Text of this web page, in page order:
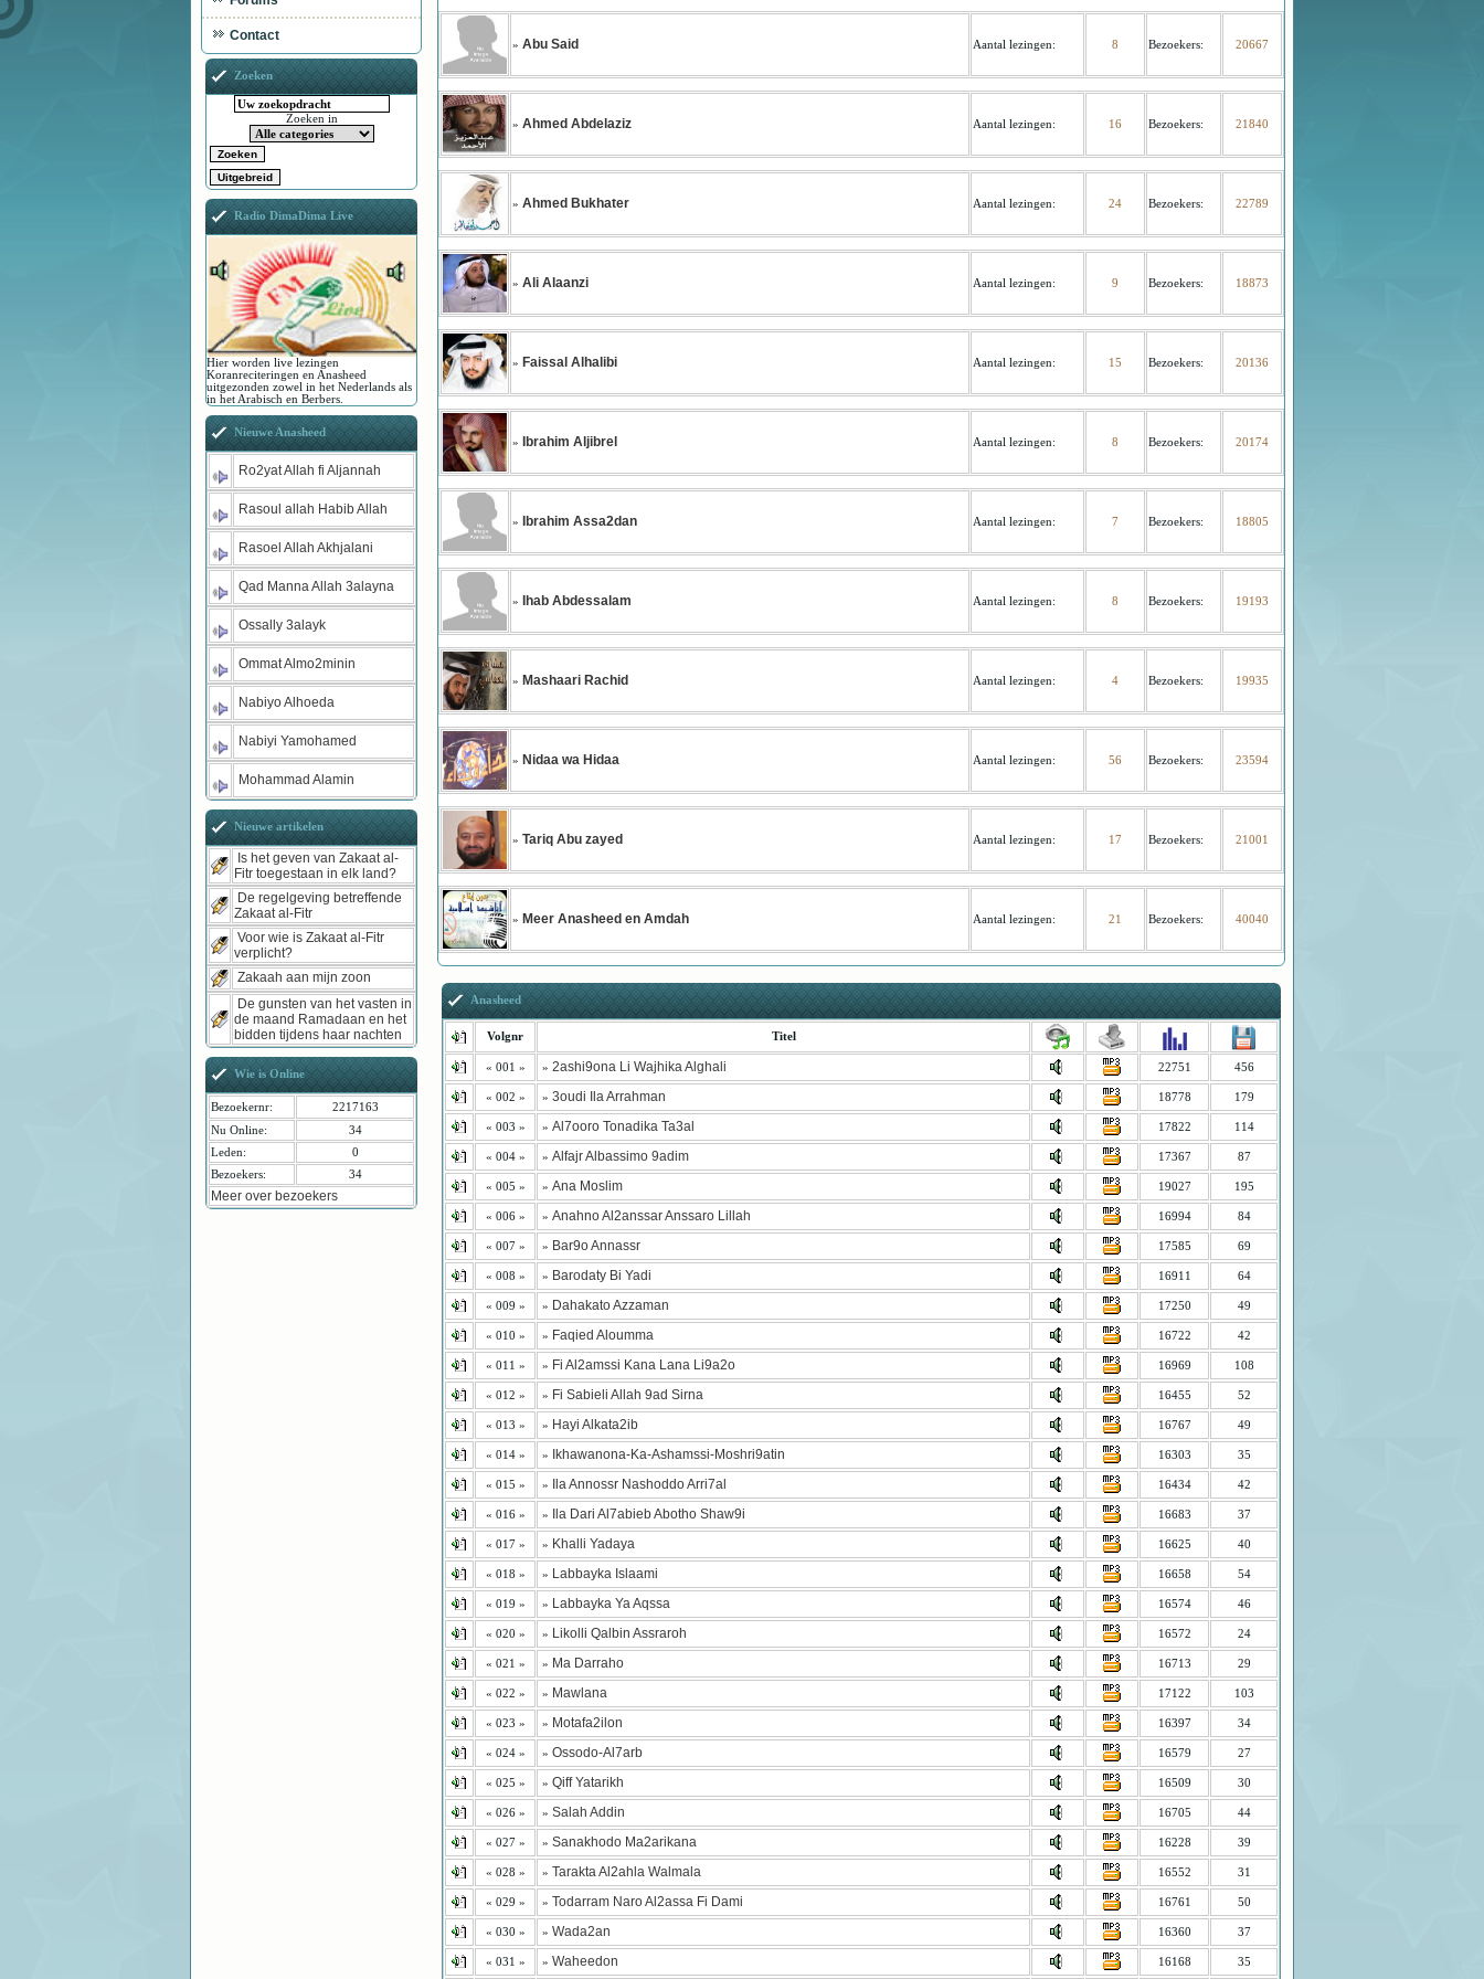
» Abu Said Aantal lezingen: 8 Bezoekers: 20667
» Ahmed Abdelaziz Aantal lezingen: 16 Bezoekers: 21840
» Ahmed Bukhater Aantal lezingen: 24 Bezoekers: 22789
» Ali Alaanzi Aantal lezingen: 9 Bezoekers: 18873
» Faissal Alhalibi Aantal lezingen: 15 Bezoekers: 20136
» Ibrahim Aljibrel Aantal lezingen: 8 Bezoekers: 20174
» Ibrahim Assa2dan Aantal lezingen: 7 Bezoekers: 18805
» Ihab Abdessalam Aantal lezingen: 8 Bezoekers: 19193
» Mashaari Rachid Aantal lezingen: 4 Bezoekers: 19935
» Nidaa wa Hidaa Aantal lezingen: 56 Bezoekers: 23594
» Tariq Abu zayed Aantal lezingen: 17 Bezoekers: 21001
» Meer Anasheed en Amdah Aantal lezingen: 21 Bezoekers: 40040
Anasheed
Volgnr Titel
« 001 » » 2ashi9ona Li Wajhika Alghali 22751 456
« 002 » » 3oudi Ila Arrahman 18778 179
« 003 » » Al7ooro Tonadika Ta3al 17822 114
« 004 » » Alfajr Albassimo 9adim 17367 87
« 005 » » Ana Moslim 19027 195
« 006 » » Anahno Al2anssar Anssaro Lillah 16994 84
« 007 » » Bar9o Annassr 17585 69
« 008 » » Barodaty Bi Yadi 16911 64
« 009 » » Dahakato Azzaman 17250 49
« 010 » » Faqied Aloumma 16722 42
« 011 » » Fi Al2amssi Kana Lana Li9a2o 16969 108
« 012 » » Fi Sabieli Allah 9ad Sirna 16455 52
« 013 » » Hayi Alkata2ib 16767 49
« 014 » » Ikhawanona-Ka-Ashamssi-Moshri9atin 16303 35
« 015 » » Ila Annossr Nashoddo Arri7al 16434 42
« 016 » » Ila Dari Al7abieb Abotho Shaw9i 16683 37
« 017 » » Khalli Yadaya 16625 40
« 018 » » Labbayka Islaami 16658 54
« 019 » » Labbayka Ya Aqssa 16574 46
« 020 » » Likolli Qalbin Assraroh 16572 24
« 021 » » Ma Darraho 16713 29
« 022 » » Mawlana 17122 103
« 023 » » Motafa2ilon 16397 34
« 024 » » Ossodo-Al7arb 16579 27
« 025 » » Qiff Yatarikh 16509 30
« 026 » » Salah Addin 16705 44
« 027 » » Sanakhodo Ma2arikana 16228 39
« 028 » » Tarakta Al2ahla Walmala 16552 31
« 029 » » Todarram Naro Al2assa Fi Dami 16761 50
« 030 » » Wada2an 16360 37
« 031 » » Waheedon 16168 35
Contact
Zoeken
Zoeken in
Radio DimaDima Live
Hier worden live lezingen
Koranreciteringen en Anasheed
uitgezonden zowel in het Nederlands als
in het Arabisch en Berbers.
Nieuwe Anasheed
Ro2yat Allah fi Aljannah
Rasoul allah Habib Allah
Rasoel Allah Akhjalani
Qad Manna Allah 3alayna
Ossally 3alayk
Ommat Almo2minin
Nabiyo Alhoeda
Nabiyi Yamohamed
Mohammad Alamin
Nieuwe artikelen
Is het geven van Zakaat al-
Fitr toegestaan in elk land?
De regelgeving betreffende
Zakaat al-Fitr
Voor wie is Zakaat al-Fitr
verplicht?
Zakaah aan mijn zoon
De gunsten van het vasten in
de maand Ramadaan en het
bidden tijdens haar nachten
Wie is Online
Bezoekernr:
2217163
Nu Online:
34
Leden:
0
Bezoekers:
34
Meer over bezoekers